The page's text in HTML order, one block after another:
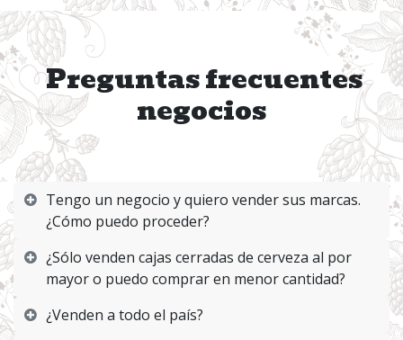
Preguntas frecuentes
negocios
Tengo un negocio y quiero vender sus marcas.
¿Cómo puedo proceder?
¿Sólo venden cajas cerradas de cerveza al por
mayor o puedo comprar en menor cantidad?
¿Venden a todo el país?